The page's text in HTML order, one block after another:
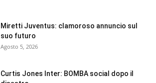
Miretti Juventus: clamoroso annuncio sul
suo futuro
Agosto 5, 2026
Curtis Jones Inter: BOMBA social dopo il